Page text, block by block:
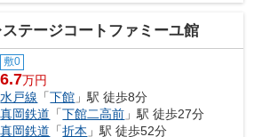
ステージコートファミーユ館
敷0
6.7万円
水戸線 「下館 」駅 徒歩8分
真岡鉄道 「下館二高前 」駅 徒歩27分
真岡鉄道 「折本 」駅 徒歩52分